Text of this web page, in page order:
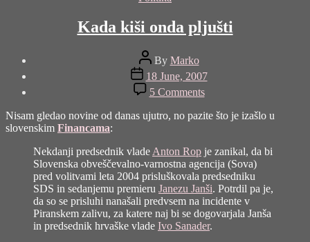
Kada kiši onda pljušti
Post
author
By Marko
Post
date
18 June, 2007
5 Commentson
Kada
kiši
Nisam gledao novine od danas ujutro, no pazite što je izašlo u
slovenskim Financama:
Nekdanji predsednik vlade Anton Rop je zanikal, da bi
Slovenska obveščevalno-varnostna agencija (Sova)
pred volitvami leta 2004 prisluškovala predsedniku
SDS in sedanjemu premieru Janezu Janši. Potrdil pa je,
da so se prisluhi nanašali predvsem na incidente v
Piranskem zalivu, za katere naj bi se dogovarjala Janša
in predsednik hrvaške vlade Ivo Sanader.